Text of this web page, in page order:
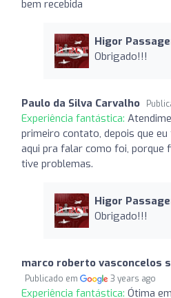
bem recebida
Higor
Obrigado!!!
Paulo da Silva Carvalho
Experiência fantástica:
primeiro contato, depois que
aqui pra falar como foi, porque
tive problemas.
Higor
Obrigado!!!
marco roberto vasconcelos
Publicado em 3 years ago
Experiência fantástica: Ótima